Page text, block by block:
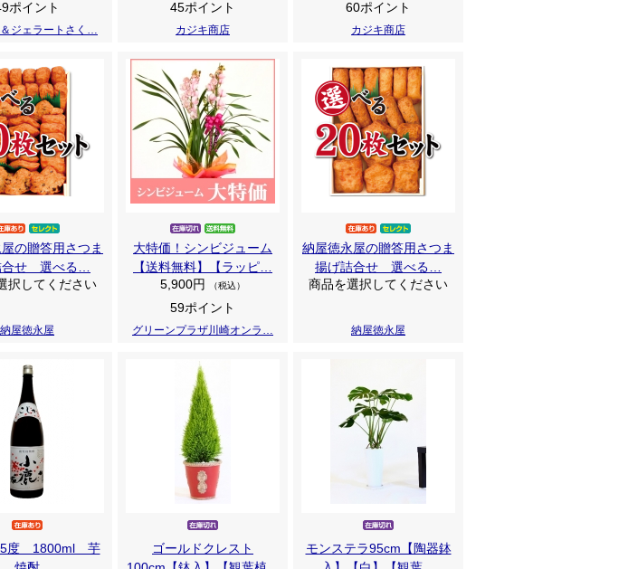
ポイント
ジェラートさく…
45ポイント
カジキ商店
60ポイント
カジキ商店
の贈答用さつま
合せ 選べる…
択してください
納屋徳永屋
大特価！シンビジューム
【送料無料】【ラッピ…
5,900円
（税込）
59ポイント
グリーンプラザ川崎オンラ…
納屋徳永屋の贈答用さつま
揚げ詰合せ 選べる…
商品を選択してください
納屋徳永屋
度 1800ml 芋
ゴールドクレスト
モンステラ95cm【陶器鉢